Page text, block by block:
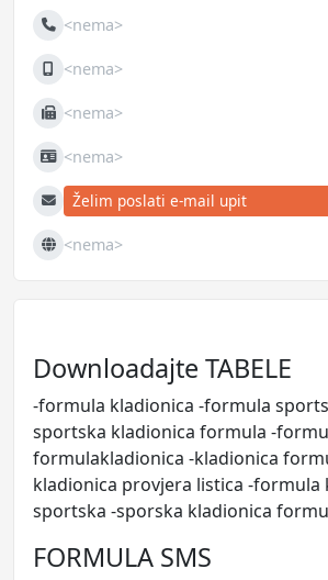
Telefon<nema>
Mobilni<nema>
Fax <nema>
JIB <nema>
E-mailŽelim poslati e-mail upit
Web <nema>
Downloadajte TABELE
-formula kladionica -formula
sportska kladionica formula -
formulakladionica -kladionica
kladionica provjera listica -formula
sportska -sporska kladionica
FORMULA SMS